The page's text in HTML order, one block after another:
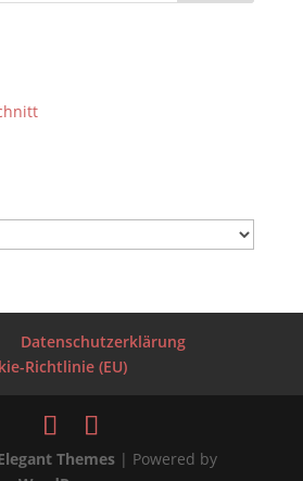
Datenschutzerklärung
Richtlinie (EU)
Themes| Powered by